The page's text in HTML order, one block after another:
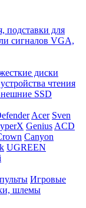
подставки для
сигналов VGA,
диски
чтения
SSD
Acer Sven
Genius ACD
Canyon
UGREEN
Игровые
шлемы